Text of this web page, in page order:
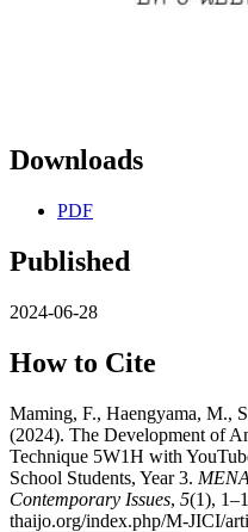
Downloads
PDF
Published
2024-06-28
How to Cite
Maming, F., Haengyama, M.,
(2024). The Development of
Technique 5W1H with
School Students, Year 3.
Contemporary Issues, 5(1),
thaijo.org/index.php/M-JICI/